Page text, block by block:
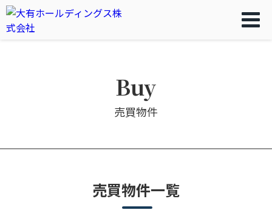
Buy
売買物件
売買物件一覧